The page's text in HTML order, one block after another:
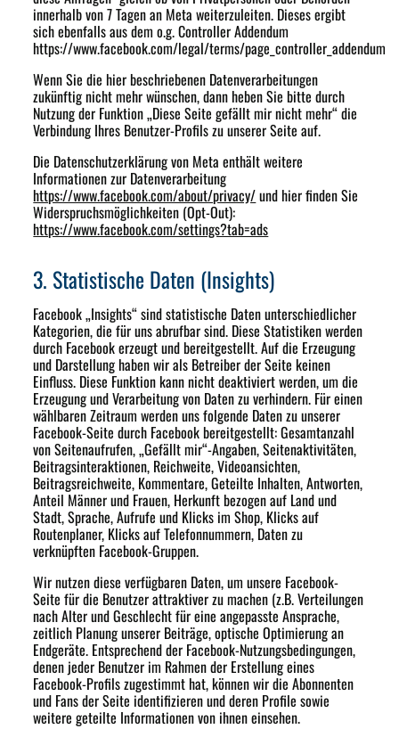
innerhalb von 7 Tagen an Meta weiterzuleiten. Dieses ergibt
sich ebenfalls aus dem o.g. Controller Addendum
https://www.facebook.com/legal/terms/page_controller_addendum
Wenn Sie die hier beschriebenen Datenverarbeitungen
zukünftig nicht mehr wünschen, dann heben Sie bitte durch
Nutzung der Funktion „Diese Seite gefällt mir nicht mehr“ die
Verbindung Ihres Benutzer-Profils zu unserer Seite auf.
Die Datenschutzerklärung von Meta enthält weitere
Informationen zur Datenverarbeitung
https://www.facebook.com/about/privacy/und hier finden Sie
Widerspruchsmöglichkeiten (Opt-Out):
https://www.facebook.com/settings?tab=ads
3. Statistische Daten (Insights)
Facebook „Insights“ sind statistische Daten unterschiedlicher
Kategorien, die für uns abrufbar sind. Diese Statistiken werden
durch Facebook erzeugt und bereitgestellt. Auf die Erzeugung
und Darstellung haben wir als Betreiber der Seite keinen
Einfluss. Diese Funktion kann nicht deaktiviert werden, um die
Erzeugung und Verarbeitung von Daten zu verhindern. Für einen
wählbaren Zeitraum werden uns folgende Daten zu unserer
Facebook-Seite durch Facebook bereitgestellt: Gesamtanzahl
von Seitenaufrufen, „Gefällt mir“-Angaben, Seitenaktivitäten,
Beitragsinteraktionen, Reichweite, Videoansichten,
Beitragsreichweite, Kommentare, Geteilte Inhalten, Antworten,
Anteil Männer und Frauen, Herkunft bezogen auf Land und
Stadt, Sprache, Aufrufe und Klicks im Shop, Klicks auf
Routenplaner, Klicks auf Telefonnummern, Daten zu
verknüpften Facebook-Gruppen.
Wir nutzen diese verfügbaren Daten, um unsere Facebook-
Seite für die Benutzer attraktiver zu machen (z.B. Verteilungen
nach Alter und Geschlecht für eine angepasste Ansprache,
zeitlich Planung unserer Beiträge, optische Optimierung an
Endgeräte. Entsprechend der Facebook-Nutzungsbedingungen,
denen jeder Benutzer im Rahmen der Erstellung eines
Facebook-Profils zugestimmt hat, können wir die Abonnenten
und Fans der Seite identifizieren und deren Profile sowie
weitere geteilte Informationen von ihnen einsehen.